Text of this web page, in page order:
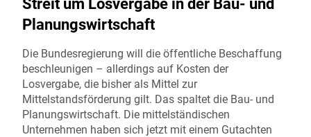
Streit um Losvergabe in der Bau- und
Planungswirtschaft
Die Bundesregierung will die öffentliche Beschaffung
beschleunigen – allerdings auf Kosten der
Losvergabe, die bisher als Mittel zur
Mittelstandsförderung gilt. Das spaltet die Bau- und
Planungswirtschaft. Die mittelständischen
Unternehmen haben sich jetzt mit einem Gutachten